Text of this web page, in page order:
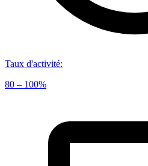
Taux d'activité:
80 – 100%